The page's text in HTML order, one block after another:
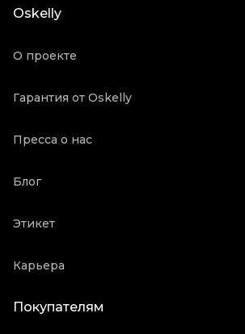
Продавец
Oskelly
О проекте
Гарантия от Oskelly
Пресса о нас
Блог
Этикет
Карьера
Покупателям